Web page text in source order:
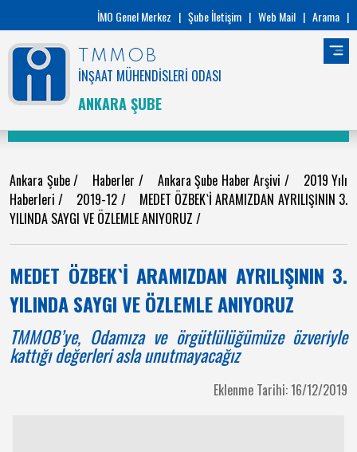
İMO Genel Merkez | Şube İletişim | Web Mail | Arama |
TMMOB
İNŞAAT MÜHENDİSLERİ ODASI
ANKARA ŞUBE
Ankara Şube/ Haberler / Ankara Şube Haber Arşivi / 2019 Yılı
Haberleri/ 2019-12 / MEDET ÖZBEK`İ ARAMIZDAN AYRILIŞININ 3.
YILINDA SAYGI VE ÖZLEMLE ANIYORUZ /
MEDET ÖZBEK`İ ARAMIZDAN AYRILIŞININ 3.
YILINDA SAYGI VE ÖZLEMLE ANIYORUZ
TMMOB’ye, Odamıza ve örgütlülüğümüze özveriyle
kattığı değerleri asla unutmayacağız
Eklenme Tarihi: 16/12/2019